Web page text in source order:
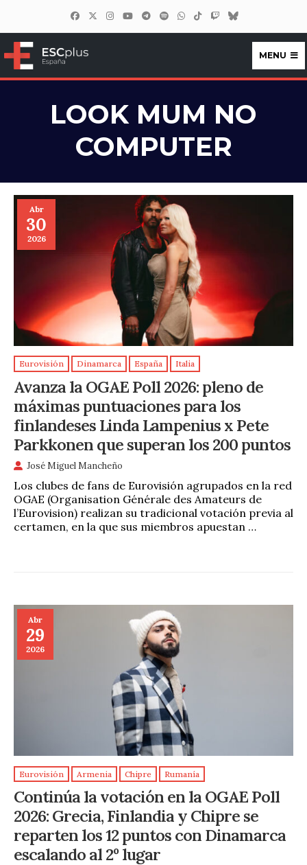
ESCplus España
MENU
LOOK MUM NO
COMPUTER
Abr
30
2026
Eurovisión Dinamarca España Italia
Avanza la OGAE Poll 2026: pleno de
máximas puntuaciones para los
finlandeses Linda Lampenius x Pete
Parkkonen que superan los 200 puntos
José Miguel Mancheño
Los clubes de fans de Eurovisión agrupados en la red
OGAE (Organisation Générale des Amateurs de
l’Eurovision) realizan su tradicional votación previa al
certamen, en la que sus miembros apuestan …
Abr
29
2026
Eurovisión Armenia Chipre Rumanía
Continúa la votación en la OGAE Poll
2026: Grecia, Finlandia y Chipre se
reparten los 12 puntos con Dinamarca
escalando al 2º lugar